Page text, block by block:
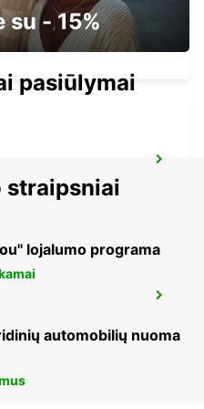
PARK
su - 15%
pasiūlymai
straipsniai
lojalumo programa
automobilių nuoma